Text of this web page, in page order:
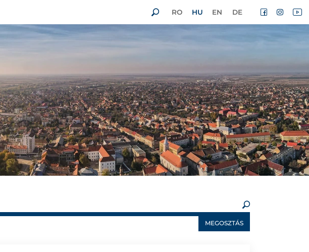
RO HU EN DE
MEGOSZTÁS